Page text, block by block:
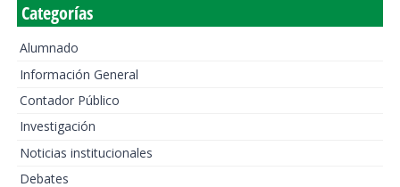
Categorías
Alumnado
Información General
Contador Público
Investigación
Noticias institucionales
Debates